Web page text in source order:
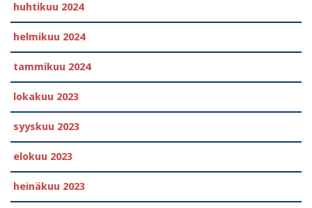
huhtikuu 2024
helmikuu 2024
tammikuu 2024
lokakuu 2023
syyskuu 2023
elokuu 2023
heinäkuu 2023